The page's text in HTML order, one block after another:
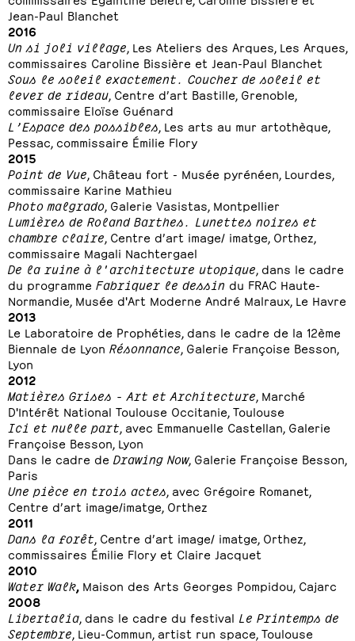
Jean-Paul Blanchet
2016
Un si joli village , Les Ateliers des Arques, Les Arques,
commissaires Caroline Bissière et Jean-Paul Blanchet
Sous le soleil exactement. Coucher de soleil et
lever de rideau , Centre d’art Bastille, Grenoble,
commissaire Eloïse Guénard
L’Espace des possibles , Les arts au mur artothèque,
Pessac, commissaire Émilie Flory
2015
Point de Vue , Château fort - Musée pyrénéen, Lourdes,
commissaire Karine Mathieu
Photo malgrado , Galerie Vasistas, Montpellier
Lumières de Roland Barthes. Lunettes noires et
chambre claire , Centre d’art image/ imatge, Orthez,
commissaire Magali Nachtergael
De la ruine à l'architecture utopique , dans le cadre
du programme Fabriquer le dessin du FRAC Haute-
Normandie, Musée d'Art Moderne André Malraux, Le Havre
2013
Le Laboratoire de Prophéties, dans le cadre de la 12ème
Biennale de Lyon Résonnance , Galerie Françoise Besson,
Lyon
2012
Matières Grises - Art et Architecture , Marché
D'Intérêt National Toulouse Occitanie, Toulouse
Ici et nulle part , avec Emmanuelle Castellan, Galerie
Françoise Besson, Lyon
Dans le cadre de Drawing Now, Galerie Françoise Besson,
Paris
Une pièce en trois actes , avec Grégoire Romanet,
Centre d’art image/imatge, Orthez
2011
Dans la forêt , Centre d’art image/ imatge, Orthez,
commissaires Émilie Flory et Claire Jacquet
2010
Water Walk Maison des Arts Georges Pompidou, Cajarc
2008
Libertalia , dans le cadre du festival Le Printemps de
Septembre , Lieu-Commun, artist run space, Toulouse